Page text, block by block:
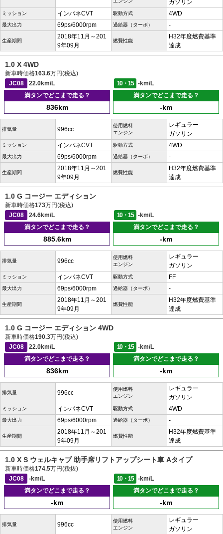
ガソリン
ミッション インパネCVT 駆動方式 4WD
最大出力 69ps/6000rpm 過給器（ターボ） -
生産期間
2018年11月～201
9年09月
燃費性能
H32年度燃費基準
達成
1.0 X 4WD
新車時価格163.6万円(税込)
JC08
22.0km/L 10・15
-km/L
満タンでどこまで走る？
836km
満タンでどこまで走る？
-km
排気量 996cc
使用燃料
エンジン
レギュラー
ガソリン
ミッション インパネCVT 駆動方式 4WD
最大出力 69ps/6000rpm 過給器（ターボ） -
生産期間
2018年11月～201
9年09月
燃費性能
H32年度燃費基準
達成
1.0 G コージー エディション
新車時価格173万円(税込)
JC08
24.6km/L 10・15
-km/L
満タンでどこまで走る？
885.6km
満タンでどこまで走る？
-km
排気量 996cc
使用燃料
エンジン
レギュラー
ガソリン
ミッション インパネCVT 駆動方式 FF
最大出力 69ps/6000rpm 過給器（ターボ） -
生産期間
2018年11月～201
9年09月
燃費性能
H32年度燃費基準
達成
1.0 G コージー エディション 4WD
新車時価格190.3万円(税込)
JC08
22.0km/L 10・15
-km/L
満タンでどこまで走る？
836km
満タンでどこまで走る？
-km
排気量 996cc
使用燃料
エンジン
レギュラー
ガソリン
ミッション インパネCVT 駆動方式 4WD
最大出力 69ps/6000rpm 過給器（ターボ） -
生産期間
2018年11月～201
9年09月
燃費性能
H32年度燃費基準
達成
1.0 X S ウェルキャブ 助手席リフトアップシート車 Aタイプ
新車時価格174.5万円(税抜)
JC08
-km/L 10・15
-km/L
満タンでどこまで走る？
-km
満タンでどこまで走る？
-km
排気量 996cc
使用燃料
エンジン
レギュラー
ガソリン